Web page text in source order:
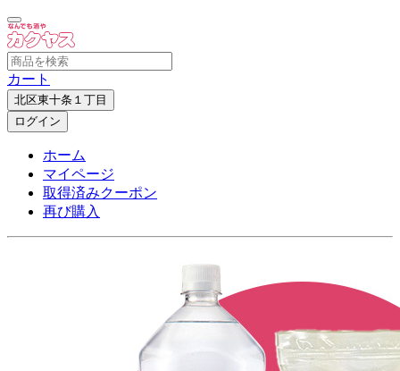
カート
北区東十条１丁目
ログイン
ホーム
マイページ
取得済みクーポン
再び購入